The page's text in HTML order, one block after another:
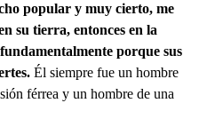
popular y muy cierto, me
su tierra, entonces en la
porque sus
Él siempre fue un hombre
férrea y un hombre de una